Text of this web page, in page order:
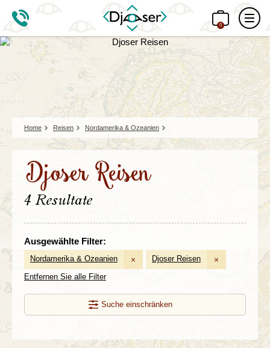
0
Home Reisen Nordamerika & Ozeanien
Djoser Reisen
4 Resultate
Ausgewählte Filter:
Nordamerika & Ozeanien × Djoser Reisen ×
Entfernen Sie alle Filter
Suche einschränken